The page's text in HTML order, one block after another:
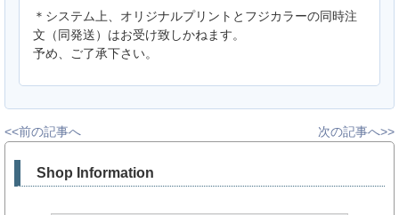
＊システム上、オリジナルプリントとフジカラーの同時注
文（同発送）はお受け致しかねます。
予め、ご了承下さい。
<<前の記事へ 次の記事へ>>
Shop Information